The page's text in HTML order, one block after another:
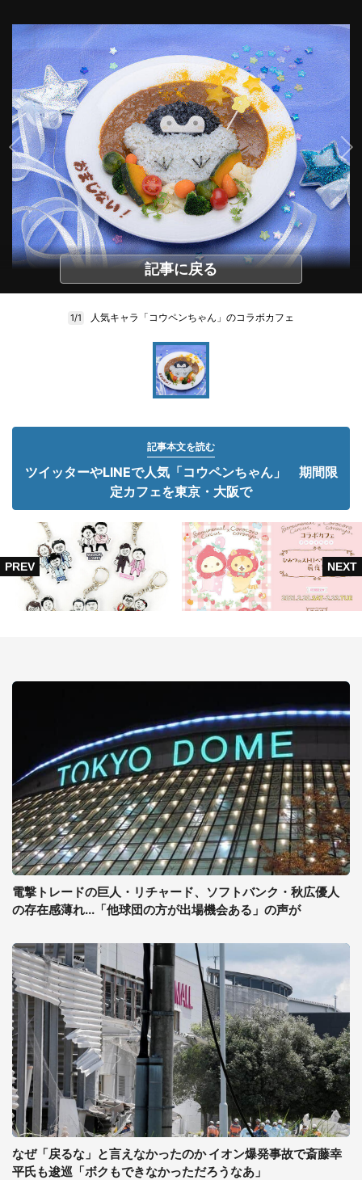
記事に戻る
1/1 人気キャラ「コウペンちゃん」のコラボカフェ
記事本文を読む
ツイッターやLINEで人気「コウペンちゃん」 期間限
定カフェを東京・大阪で
電撃トレードの巨人・リチャード、ソフトバンク・秋広優人
の存在感薄れ...「他球団の方が出場機会ある」の声が
なぜ「戻るな」と言えなかったのか イオン爆発事故で斎藤幸
平氏も逡巡「ボクもできなかっただろうなあ」